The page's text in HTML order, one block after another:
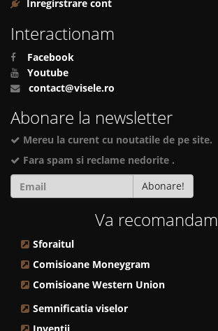
Inregirstrare cont
Interactionam
Facebook
Youtube
contact@visele.ro
Abonare la newsletter
Mereu la curent cu noutatile de pe site.
Fara spam si reclame nedorite .
Abonare!
Va recomandam
Sforaitul
Comisioane Moneygram
Comisioane Western Union
Semnificatia viselor